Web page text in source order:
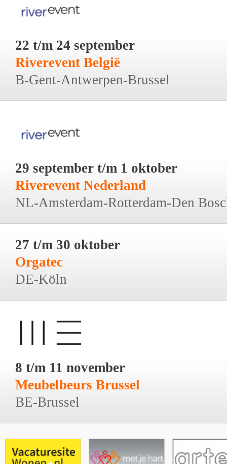
22 t/m 24 september
Riverevent België
B-Gent-Antwerpen-Brussel
29 september t/m 1 oktober
Riverevent Nederland
NL-Amsterdam-Rotterdam-Den
27 t/m 30 oktober
Orgatec
DE-Köln
8 t/m 11 november
Meubelbeurs Brussel
BE-Brussel